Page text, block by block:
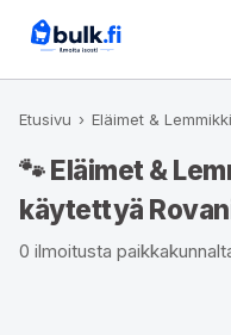
Etusivu › Eläimet &
🐾 Eläimet &
käytettyä
0 ilmoitusta